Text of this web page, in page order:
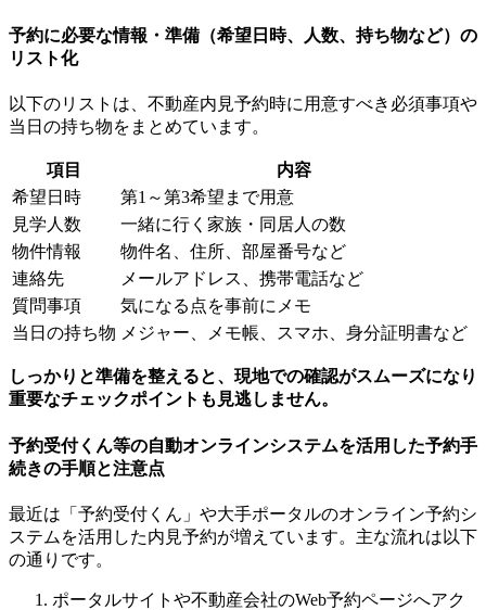
予約に必要な情報・準備（希望日時、人数、持ち物など）の
リスト化
以下のリストは、不動産内見予約時に用意すべき必須事項や
当日の持ち物をまとめています。
項目
内容
希望日時
第1～第3希望まで用意
見学人数
一緒に行く家族・同居人の数
物件情報
物件名、住所、部屋番号など
連絡先
メールアドレス、携帯電話など
質問事項
気になる点を事前にメモ
当日の持ち物 メジャー、メモ帳、スマホ、身分証明書など
しっかりと準備を整えると、現地での確認がスムーズになり
重要なチェックポイントも見逃しません。
予約受付くん等の自動オンラインシステムを活用した予約手
続きの手順と注意点
最近は「予約受付くん」や大手ポータルのオンライン予約シ
ステムを活用した内見予約が増えています。主な流れは以下
の通りです。
ポータルサイトや不動産会社のWeb予約ページへアク